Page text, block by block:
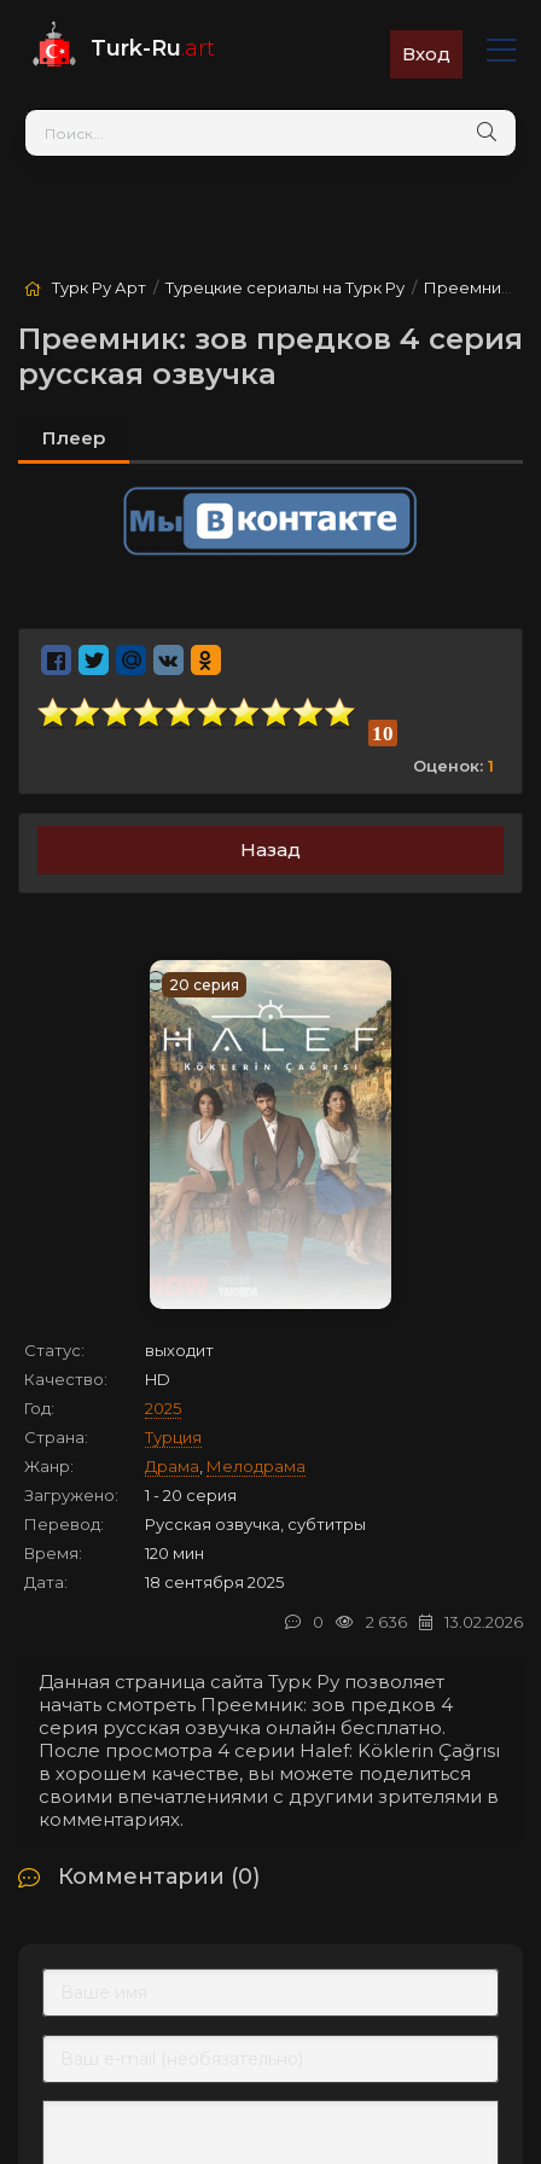
Turk-Ru.art Вход
Турк Ру Арт /Турецкие сериалы на Турк Ру / Преемник: зов предков
Преемник: зов предков 4 серия
русская озвучка
Плеер
10
Оценок: 1
Назад
20 серия
Статус:
выходит
Качество:
HD
Год:
2025
Страна:
Турция
Жанр:
Драма Мелодрама
Загружено:
1 - 20 серия
Перевод:
Русская озвучка, субтитры
Время:
120 мин
Дата:
18 сентября 2025
13.02.2026
2 636
0
Данная страница сайта Турк Ру позволяет
начать смотреть Преемник: зов предков 4
серия русская озвучка онлайн бесплатно.
После просмотра 4 серии Halef: Köklerin Çağrısı
в хорошем качестве, вы можете поделиться
своими впечатлениями с другими зрителями в
комментариях.
Комментарии (0)